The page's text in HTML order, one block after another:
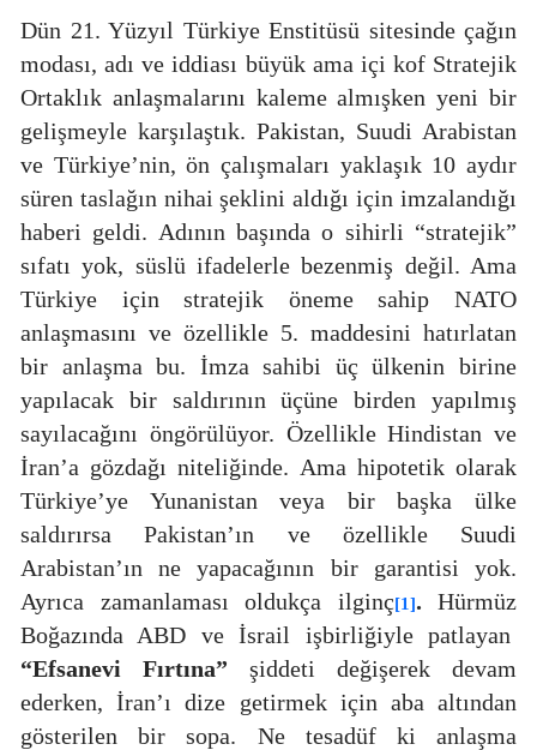
Dün 21. Yüzyıl Türkiye Enstitüsü sitesinde çağın
modası, adı ve iddiası büyük ama içi kof Stratejik
Ortaklık anlaşmalarını kaleme almışken yeni bir
gelişmeyle karşılaştık. Pakistan, Suudi Arabistan
ve Türkiye’nin, ön çalışmaları yaklaşık 10 aydır
süren taslağın nihai şeklini aldığı için imzalandığı
haberi geldi. Adının başında o sihirli “stratejik”
sıfatı yok, süslü ifadelerle bezenmiş değil. Ama
Türkiye için stratejik öneme sahip NATO
anlaşmasını ve özellikle 5. maddesini hatırlatan
bir anlaşma bu. İmza sahibi üç ülkenin birine
yapılacak bir saldırının üçüne birden yapılmış
sayılacağını öngörülüyor. Özellikle Hindistan ve
İran’a gözdağı niteliğinde. Ama hipotetik olarak
Türkiye’ye Yunanistan veya bir başka ülke
saldırırsa Pakistan’ın ve özellikle Suudi
Arabistan’ın ne yapacağının bir garantisi yok.
Ayrıca zamanlaması oldukça ilginç[1]. Hürmüz
Boğazında ABD ve İsrail işbirliğiyle patlayan
“Efsanevi Fırtına” şiddeti değişerek devam
ederken, İran’ı dize getirmek için aba altından
gösterilen bir sopa. Ne tesadüf ki anlaşma